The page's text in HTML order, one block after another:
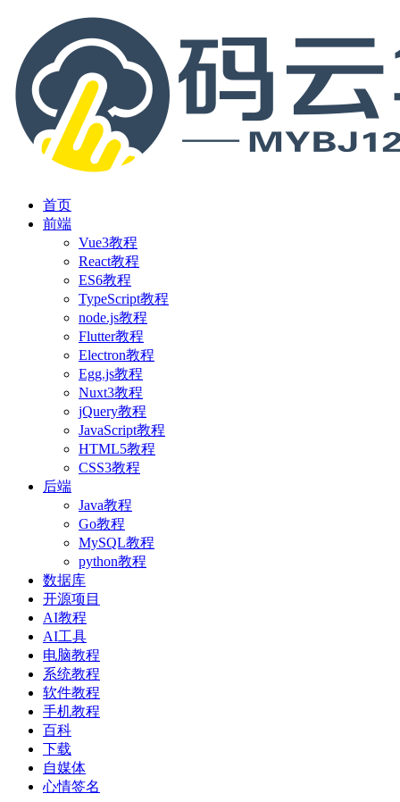
首页
前端
Vue3教程
React教程
ES6教程
TypeScript教程
node.js教程
Flutter教程
Electron教程
Egg.js教程
Nuxt3教程
jQuery教程
JavaScript教程
HTML5教程
CSS3教程
后端
Java教程
Go教程
MySQL教程
python教程
数据库
开源项目
AI教程
AI工具
电脑教程
系统教程
软件教程
手机教程
百科
下载
自媒体
心情签名